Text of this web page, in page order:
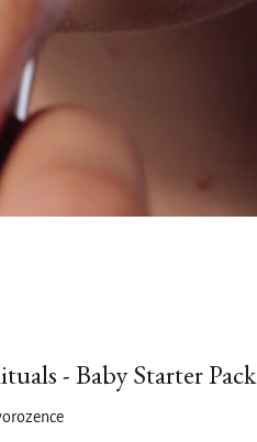
- Baby Starter Pack